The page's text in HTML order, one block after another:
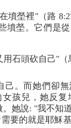
墳塋裡"（路
墳塋。它們是
石頭砍自己"（
己。而她們卻
孩兒，她反
她說: "我不知
要的就是耶穌